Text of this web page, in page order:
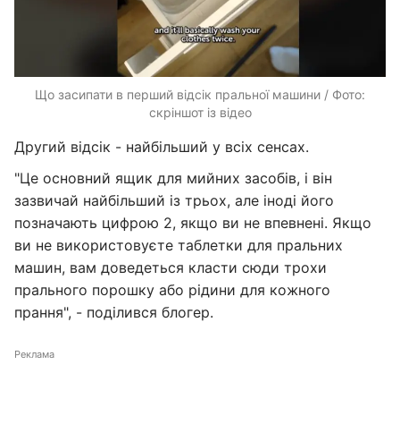
Що засипати в перший відсік пральної машини / Фото:
скріншот із відео
Другий відсік - найбільший у всіх сенсах.
"Це основний ящик для мийних засобів, і він
зазвичай найбільший із трьох, але іноді його
позначають цифрою 2, якщо ви не впевнені. Якщо
ви не використовуєте таблетки для пральних
машин, вам доведеться класти сюди трохи
прального порошку або рідини для кожного
прання", - поділився блогер.
Реклама